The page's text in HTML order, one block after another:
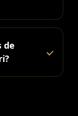
de